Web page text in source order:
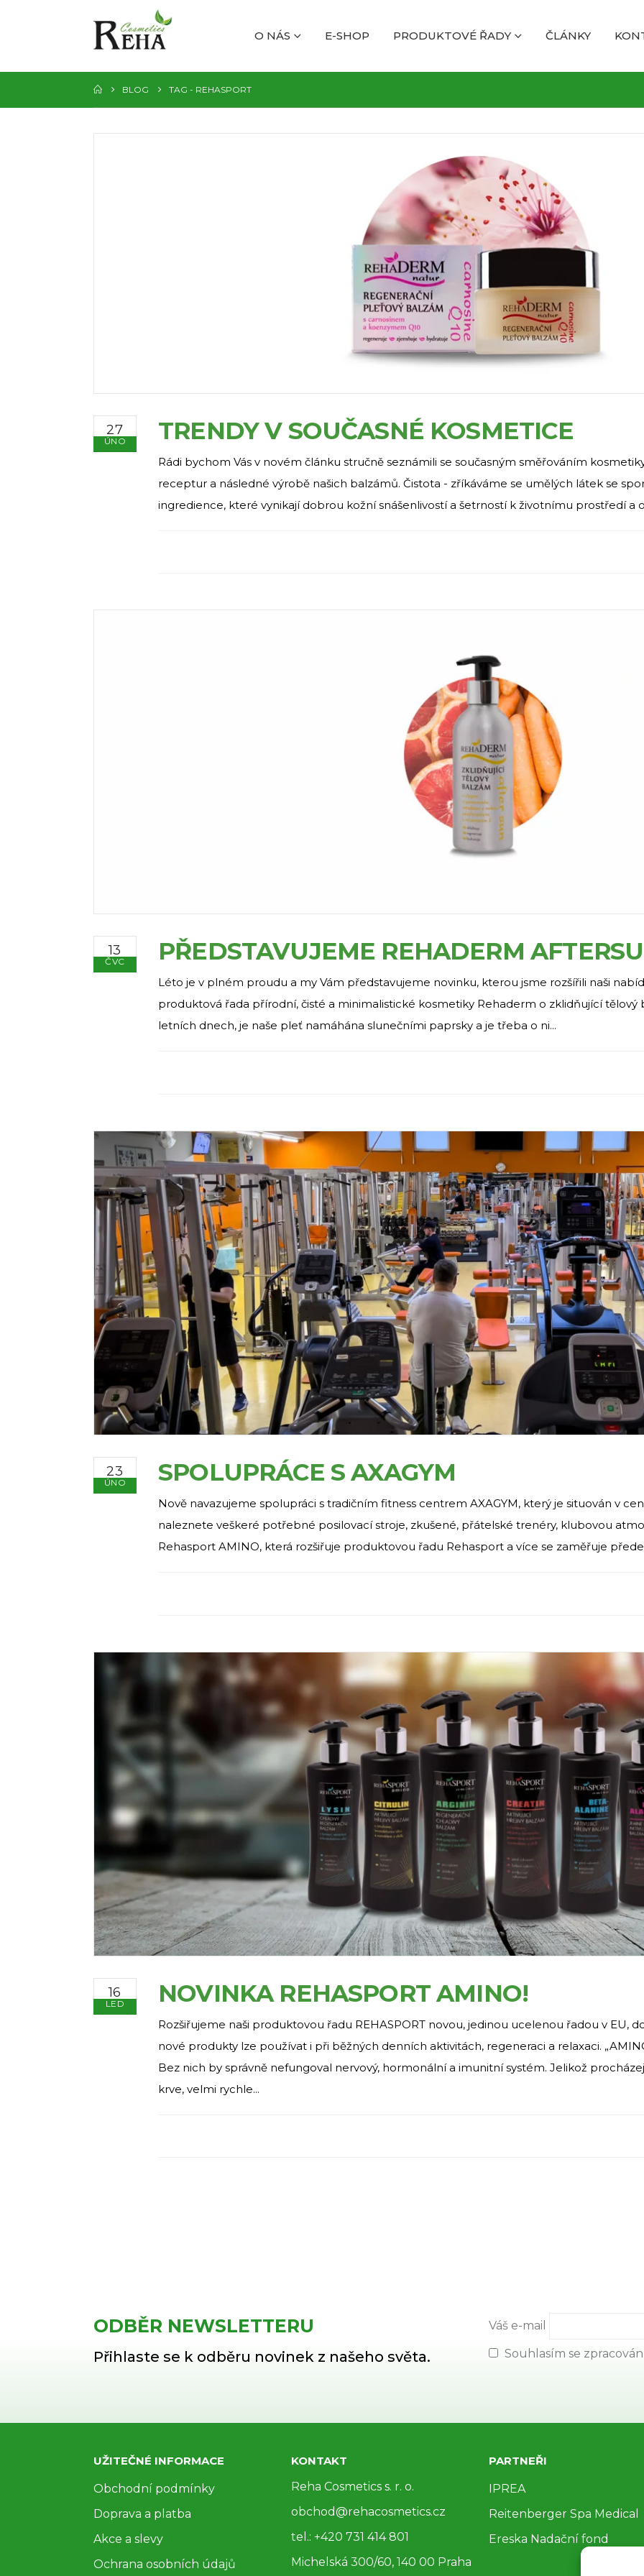
O NÁS E-SHOP PRODUKTOVÉ ŘADY ČLÁNKY
BLOG TAG - REHASPORT
27
ÚNO TRENDY V SOUČASNÉ KOSMETICE
Rádi bychom Vás v novém článku stručně seznámili se současným směřováním
receptur a následné výrobě našich balzámů. Čistota - zříkáváme se umělých látek se
ingredience, které vynikají dobrou kožní snášenlivostí a šetrností k životnímu prostředí a
13
ČVC PŘEDSTAVUJEME REHADERM
Léto je v plném proudu a my Vám představujeme novinku, kterou jsme rozšířili naši
produktová řada přírodní, čisté a minimalistické kosmetiky Rehaderm o zklidňující tělový
letních dnech, je naše pleť namáhána slunečními paprsky a je třeba o ni...
23
ÚNO SPOLUPRÁCE S AXAGYM
Nově navazujeme spolupráci s tradičním fitness centrem AXAGYM, který je situován v
naleznete veškeré potřebné posilovací stroje, zkušené, přátelské trenéry, klubovou
Rehasport AMINO, která rozšiřuje produktovou řadu Rehasport a více se zaměřuje
16
LED NOVINKA REHASPORT AMINO!
Rozšiřujeme naši produktovou řadu REHASPORT novou, jedinou ucelenou řadou v EU,
nové produkty lze používat i při běžných denních aktivitách, regeneraci a relaxaci.
Bez nich by správně nefungoval nervový, hormonální a imunitní systém. Jelikož
krve, velmi rychle...
ODBĚR NEWSLETTERU
Přihlaste se k odběru novinek z našeho světa.
Váš e-mail
Souhlasím se
UŽITEČNÉ INFORMACE
Obchodní podmínky
Doprava a platba
Akce a slevy
Ochrana osobních údajů
KONTAKT
Reha Cosmetics s. r. o.
obchod@rehacosmetics.cz
tel.: +420 731 414 801
Michelská 300/60, 140 00 Praha
PARTNEŘI
IPREA
Reitenberger Spa Medical
Ereska Nadační fond